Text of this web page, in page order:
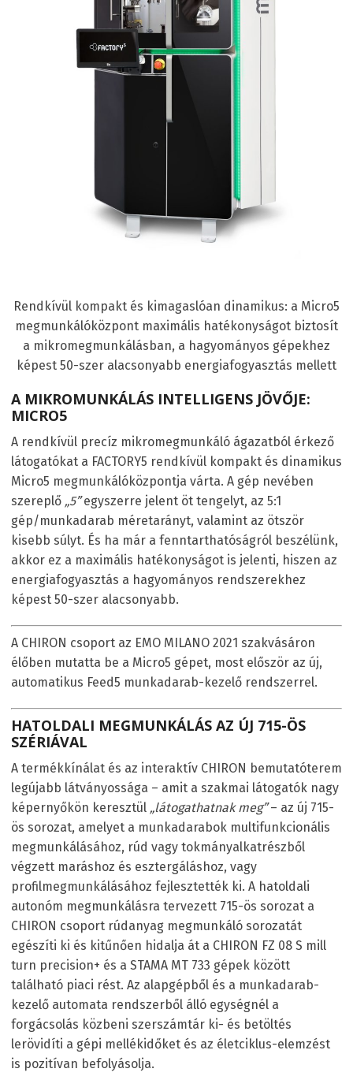
Rendkívül kompakt és kimagaslóan dinamikus: a Micro5
megmunkálóközpont maximális hatékonyságot biztosít
a mikromegmunkálásban, a hagyományos gépekhez
képest 50-szer alacsonyabb energiafogyasztás mellett
A MIKROMUNKÁLÁS INTELLIGENS JÖVŐJE:
MICRO5
A rendkívül precíz mikromegmunkáló ágazatból érkező
látogatókat a FACTORY5 rendkívül kompakt és dinamikus
Micro5 megmunkálóközpontja várta. A gép nevében
szereplő „5”egyszerre jelent öt tengelyt, az 5:1
gép/munkadarab méretarányt, valamint az ötször
kisebb súlyt. És ha már a fenntarthatóságról beszélünk,
akkor ez a maximális hatékonyságot is jelenti, hiszen az
energiafogyasztás a hagyományos rendszerekhez
képest 50-szer alacsonyabb.
A CHIRON csoport az EMO MILANO 2021 szakvásáron
élőben mutatta be a Micro5 gépet, most először az új,
automatikus Feed5 munkadarab-kezelő rendszerrel.
HATOLDALI MEGMUNKÁLÁS AZ ÚJ 715-ÖS
SZÉRIÁVAL
A termékkínálat és az interaktív CHIRON bemutatóterem
legújabb látványossága – amit a szakmai látogatók nagy
képernyőkön keresztül „látogathatnak meg”– az új 715-
ös sorozat, amelyet a munkadarabok multifunkcionális
megmunkálásához, rúd vagy tokmányalkatrészből
végzett maráshoz és esztergáláshoz, vagy
profilmegmunkálásához fejlesztették ki. A hatoldali
autonóm megmunkálásra tervezett 715-ös sorozat a
CHIRON csoport rúdanyag megmunkáló sorozatát
egészíti ki és kitűnően hidalja át a CHIRON FZ 08 S mill
turn precision+ és a STAMA MT 733 gépek között
található piaci rést. Az alapgépből és a munkadarab-
kezelő automata rendszerből álló egységnél a
forgácsolás közbeni szerszámtár ki- és betöltés
lerövidíti a gépi mellékidőket és az életciklus-elemzést
is pozitívan befolyásolja.